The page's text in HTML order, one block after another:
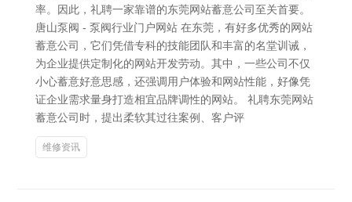
率。因此，礼聘一家靠谱的东莞网站蓄意公司至关首要。
唐山泵阀 - 泵阀行业门户网站 在东莞，有好多优秀的网站
蓄意公司，它们凭借专科的技能团队和丰富的名堂训诫，
为企业提供定制化的网站开发劳动。其中，一些公司不仅
小心蓄意好意思感，还强调用户体验和网站性能，好像凭
证企业需求量身打造相宜品牌调性的网站。 礼聘东莞网站
蓄意公司时，提出柔软其过往案例、客户评
维修资讯